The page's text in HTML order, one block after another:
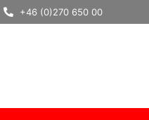
Hoppa
till
+46 (0)270 650 00